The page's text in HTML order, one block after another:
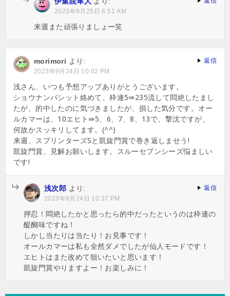
2023年9月25日 6:51 AM
来週また頑張りましょー笑
morimori より:
2023年9月24日 10:02 PM
浅さん、いつも予想アップありがとうございます。
ショウナンバシット絡めて、枠連5⇛235流して悶絶したまし
たが、的中したのに気づきましたが、損した気分です。オー
ルカマーは、10エヒト⇛5、6、7、8、13で、撃沈ですが、
何故かスッキリしてます。(^^)
来週、スプリンターズSと凱旋門賞で巻き返しませう!
凱旋門賞、見解お願いします。スルーセブンシーズ悩ましい
です!
返信
浅次郎 より:
2023年9月24日 10:37 PM
押忍！悶絶したかと思ったら的中だったというのは枠連の
醍醐味ですね！
しかし当たりは当たり！お見事です！
オールカマーは私も全然ダメでしたが仙人モードです！
エヒトはまた改めて狙いたいと思います！
凱旋門賞やりますよー！お楽しみに！
返信